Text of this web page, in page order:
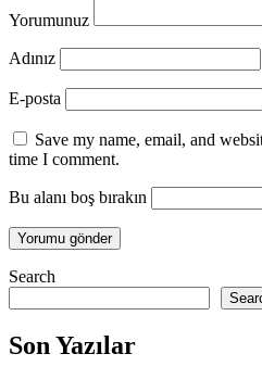
Yorumunuz
Adınız
E-posta
Save my name, email, and
time I comment.
Bu alanı boş bırakın
Search
Son Yazılar